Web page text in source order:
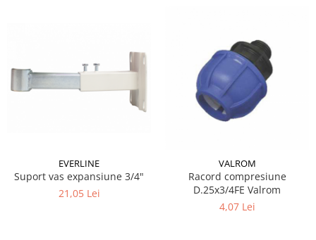
EVERLINE
Suport vas expansiune 3/4"
21,05 Lei
VALROM
Racord compresiune
D.25x3/4FE Valrom
4,07 Lei